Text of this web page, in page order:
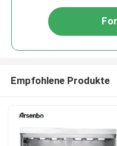
Empfohlene Produkte